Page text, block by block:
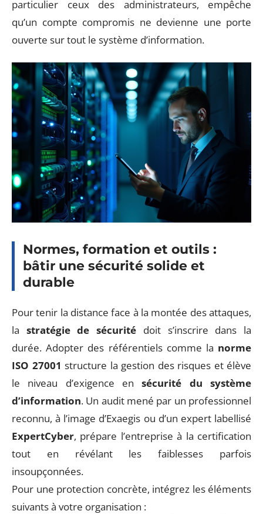
particulier ceux des administrateurs, empêche
qu’un compte compromis ne devienne une porte
ouverte sur tout le système d’information.
Normes, formation et outils :
bâtir une sécurité solide et
durable
Pour tenir la distance face à la montée des attaques,
la stratégie de sécurité doit s’inscrire dans la
durée. Adopter des référentiels comme la norme
ISO 27001 structure la gestion des risques et élève
le niveau d’exigence ensécurité du système
d’information. Un audit mené par un professionnel
reconnu, à l’image d’Exaegis ou d’un expert labellisé
ExpertCyber, prépare l’entreprise à la certification
tout en révélant les faiblesses parfois
insoupçonnées.
Pour une protection concrète, intégrez les éléments
suivants à votre organisation :